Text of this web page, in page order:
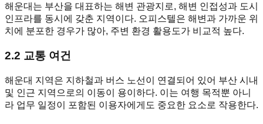
해운대는 부산을 대표하는 해변 관광지로, 해변 인접성과 도시
인프라를 동시에 갖춘 지역이다. 오피스텔은 해변과 가까운 위
치에 분포한 경우가 많아, 주변 환경 활용도가 비교적 높다.
2.2 교통 여건
해운대 지역은 지하철과 버스 노선이 연결되어 있어 부산 시내
및 인근 지역으로의 이동이 용이하다. 이는 여행 목적뿐 아니
라 업무 일정이 포함된 이용자에게도 중요한 요소로 작용한다.